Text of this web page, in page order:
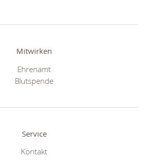
Mitwirken
Ehrenamt
Blutspende
Service
Kontakt